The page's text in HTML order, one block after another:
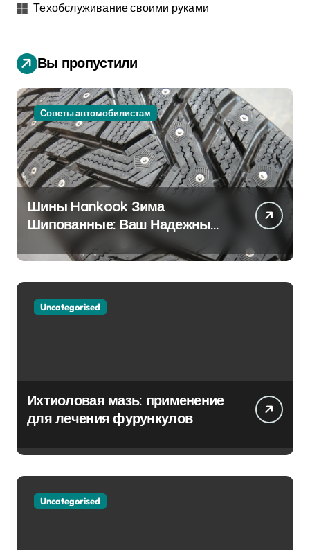
Техобслуживание своими руками
Вы пропустили
Советы автомобилистам
Шины Hankook Зима
Шипованные: Ваш Надежный
Партнёр на Снежных Дорогах
Uncategorised
Ихтиоловая мазь: применение
для лечения фурункулов
Uncategorised